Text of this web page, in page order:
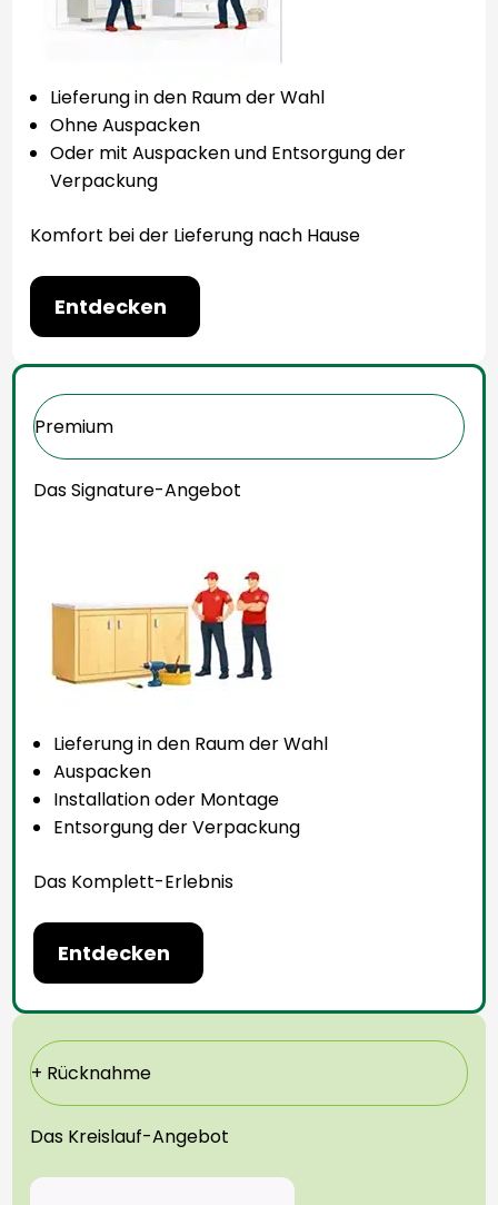
Lieferung in den Raum der Wahl
Ohne Auspacken
Oder mit Auspacken und Entsorgung der
Verpackung
Komfort bei der Lieferung nach Hause
Entdecken
Premium
Das Signature-Angebot
Lieferung in den Raum der Wahl
Auspacken
Installation oder Montage
Entsorgung der Verpackung
Das Komplett-Erlebnis
Entdecken
+ Rücknahme
Das Kreislauf-Angebot